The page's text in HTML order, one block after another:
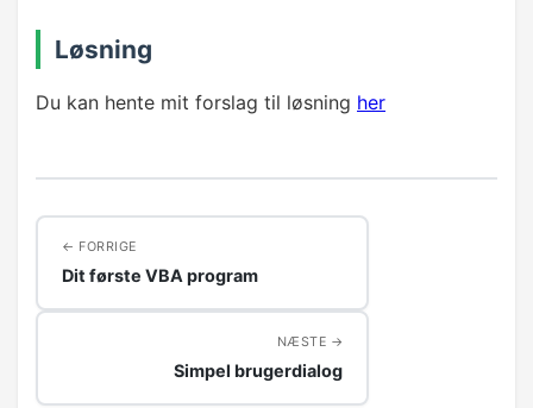
Løsning
Du kan hente mit forslag til løsning her
FORRIGE
Dit første VBA program
NÆSTE
Simpel brugerdialog